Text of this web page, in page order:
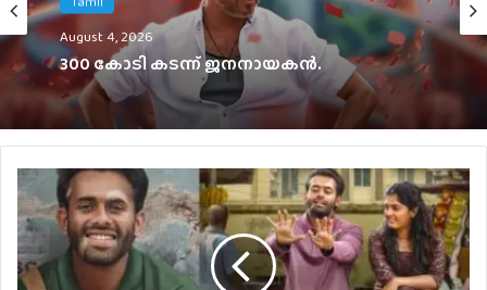
August 4, 2026
300 കോടി കടന്ന് ജനനായകൻ.
English
August 2, 2026
ഇന്ത്യയിൽ ഒഡീസി കളക്ഷനെ മറികടന്ന്